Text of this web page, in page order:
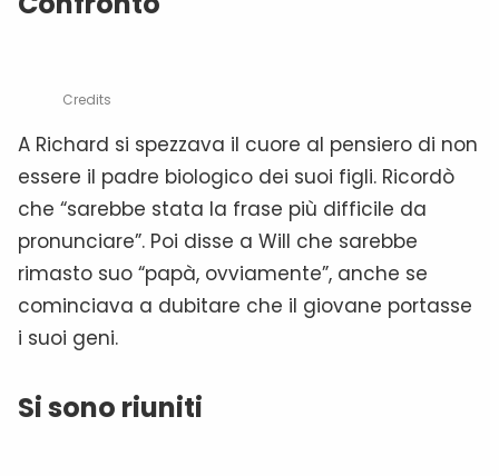
Credits
A Richard si spezzava il cuore al pensiero di non
essere il padre biologico dei suoi figli. Ricordò
che “sarebbe stata la frase più difficile da
pronunciare”. Poi disse a Will che sarebbe
rimasto suo “papà, ovviamente”, anche se
cominciava a dubitare che il giovane portasse
i suoi geni.
Si sono riuniti